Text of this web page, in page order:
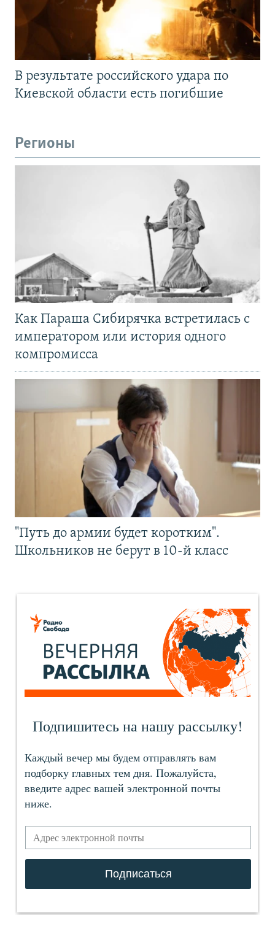
В результате российского удара по
Киевской области есть погибшие
Регионы
Как Параша Сибирячка встретилась с
императором или история одного
компромисса
"Путь до армии будет коротким".
Школьников не берут в 10-й класс